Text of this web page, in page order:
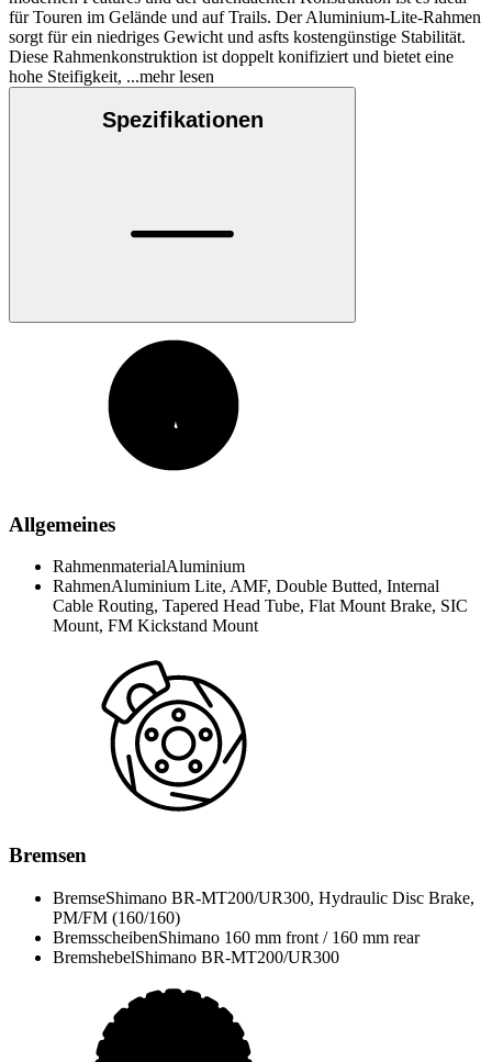
für Touren im Gelände und auf Trails. Der Aluminium-Lite-Rahmen
sorgt für ein niedriges Gewicht und asfts kostengünstige Stabilität.
Diese Rahmenkonstruktion ist doppelt konifiziert und bietet eine
hohe Steifigkeit, ...mehr lesen
Spezifikationen
Allgemeines
RahmenmaterialAluminium
RahmenAluminium Lite, AMF, Double Butted, Internal
Cable Routing, Tapered Head Tube, Flat Mount Brake, SIC
Mount, FM Kickstand Mount
Bremsen
BremseShimano BR-MT200/UR300, Hydraulic Disc Brake,
PM/FM (160/160)
BremsscheibenShimano 160 mm front / 160 mm rear
BremshebelShimano BR-MT200/UR300